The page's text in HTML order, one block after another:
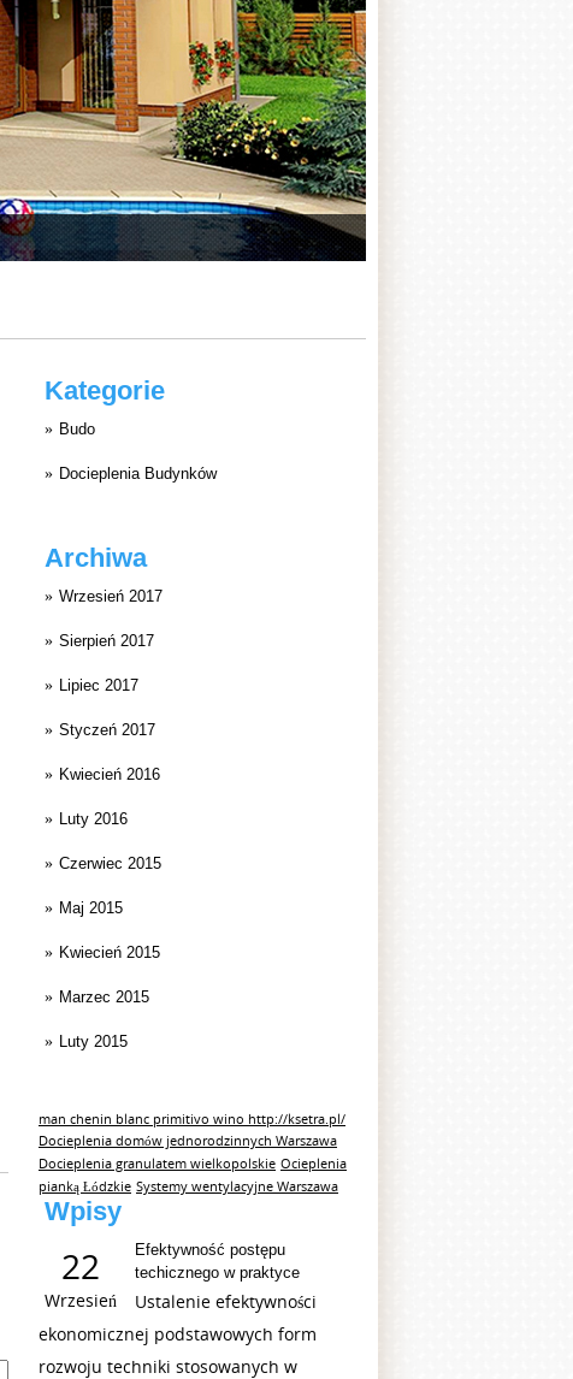
Kategorie
Budo
Docieplenia Budynków
Archiwa
Wrzesień 2017
Sierpień 2017
Lipiec 2017
Styczeń 2017
Kwiecień 2016
Luty 2016
Czerwiec 2015
Maj 2015
Kwiecień 2015
Marzec 2015
Luty 2015
man chenin blanc primitivo wino http://ksetra.pl/
Docieplenia domów jednorodzinnych Warszawa
Docieplenia granulatem wielkopolskie Ocieplenia
pianką Łódzkie Systemy wentylacyjne Warszawa
Wpisy
22
Wrzesień
Efektywność postępu
techicznego w praktyce
Ustalenie efektywności
ekonomicznej podstawowych form
rozwoju techniki stosowanych w